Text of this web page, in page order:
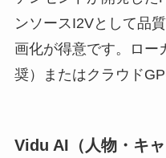
ンソースI2Vとして品
画化が得意です。ロー
奨）またはクラウド
Vidu AI（人物・キ